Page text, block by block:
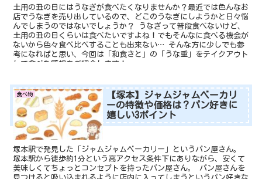
土用の丑の日にはうなぎが食べたくなりませんか？最近では色んなお
店でうなぎを売り出しているので、どこのうなぎにしようかと日々悩
んでしまうのではないでしょうか？ うなぎって普段食べないけど、
土用の丑の日くらいは食べたいですよね！でもそんなに食べる機会が
ないから色々食べ比べすることも出来ない… そんな方に少しでも参
考になればと思い、今回は「和食さと」の「うな重」をテイクアウト
して食べた感想をご紹介します！
食べ物
【塚本】ジャムジャムベーカリ
ーの特徴や価格は？パン好きに
嬉しい3ポイント
塚本駅で発見した「ジャムジャムベーカリー」というパン屋さん。
塚本駅から徒歩約1分という高アクセス条件下にありながら、安くて
美味しくてちょっとコンセプトを持ったパン屋さん。 パン屋さんを
見つけると吸い込まれるように店内に入ってしまうというパン好きな